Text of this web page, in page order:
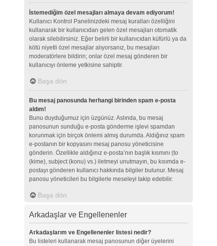
İstemediğim özel mesajları almaya devam ediyorum!
Kullanıcı Kontrol Panelinizdeki mesaj kuralları özelliğini
kullanarak bir kullanıcıdan gelen özel mesajları otomatik
olarak silebilirsiniz. Eğer belirli bir kullanıcıdan küfürlü ya da
kötü niyetli özel mesajlar alıyorsanız, bu mesajları
moderatörlere bildirin; onlar özel mesaj gönderen bir
kullanıcıyı önleme yetkisine sahiptir.
Başa dön
Bu mesaj panosunda herhangi birinden spam e-posta
aldım!
Bunu duyduğumuz için üzgünüz. Aslında, bu mesaj
panosunun sunduğu e-posta gönderme işlevi spamdan
korunmak için birçok önlemi almış durumda. Aldığınız spam
e-postanın bir kopyasını mesaj panosu yöneticisine
gönderin. Özellikle aldığınız e-posta’nın başlık kısmını (to
(kime), subject (konu) vs.) iletmeyi unutmayın, bu kısımda e-
postayı gönderen kullanıcı hakkında bilgiler bulunur. Mesaj
panosu yöneticileri bu bilgilerle meseleyi takip edebilir.
Başa dön
Arkadaşlar ve Engellenenler
Arkadaşlarım ve Engellenenler listesi nedir?
Bu listeleri kullanarak mesaj panosunun diğer üyelerini